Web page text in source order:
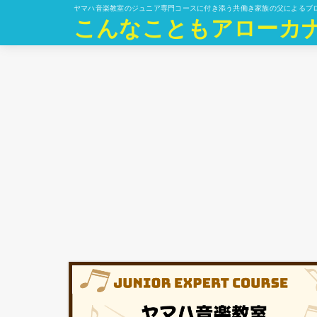
ヤマハ音楽教室のジュニア専門コースに付き添う共働き家族の父によるブ
こんなこともアローカ